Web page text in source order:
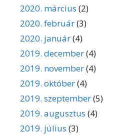
2020. március (2)
2020. február(3)
2020. január(4)
2019. december(4)
2019. november(4)
2019. október(4)
2019. szeptember(5)
2019. augusztus (4)
2019. július (3)